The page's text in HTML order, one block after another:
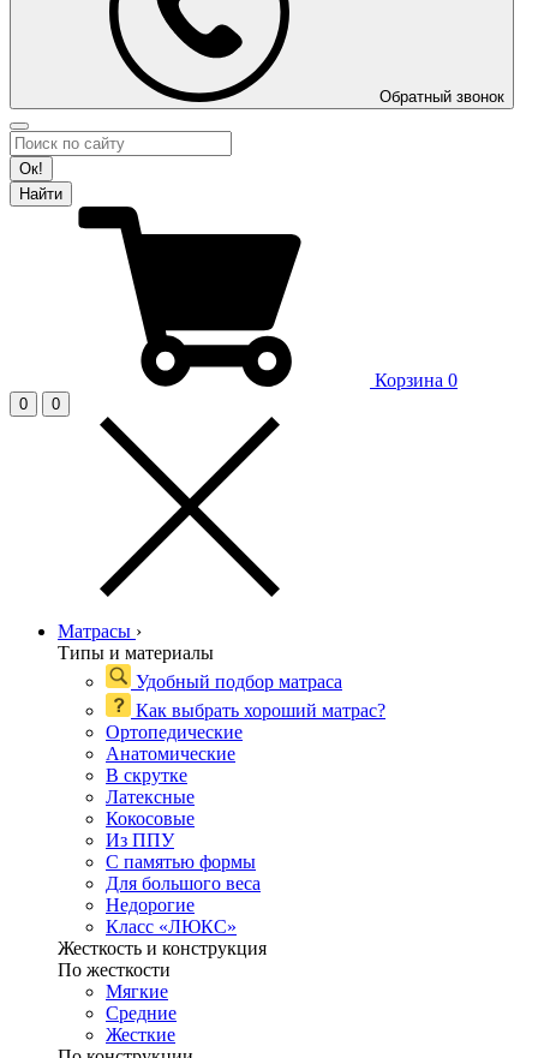
Обратный звонок
Ок!
Найти
Корзина 0
0 0
Матрасы ›
Типы и материалы
Удобный подбор матраса
Как выбрать хороший матрас?
Ортопедические
Анатомические
В скрутке
Латексные
Кокосовые
Из ППУ
С памятью формы
Для большого веса
Недорогие
Класс «ЛЮКС»
Жесткость и конструкция
По жесткости
Мягкие
Средние
Жесткие